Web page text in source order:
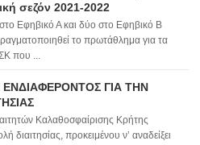
σεζόν 2021-2022
Εφηβικό Α και δύο στο Εφηβικό Β
το πρωτάθλημα για τα
που ...
ΓΙΑ ΤΗΝ
Καλαθοσφαίρισης Κρήτης
διαιτησίας, προκειμένου ν’ αναδείξει